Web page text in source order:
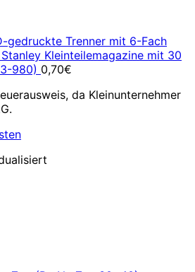
gedruckte Trenner mit 6-Fach
Kleinteilemagazine mit 30
980) 0,70€
da Kleinunternehmer